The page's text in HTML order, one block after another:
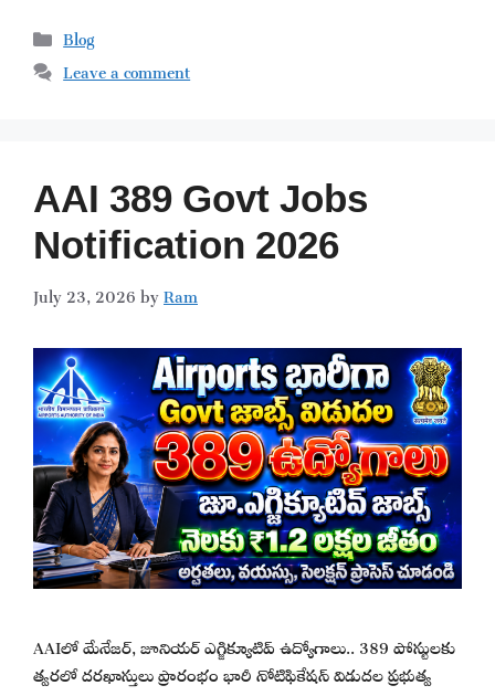
Categories
Blog
Leave a comment
AAI 389 Govt Jobs
Notification 2026
July 23, 2026byRam
AAIలో మేనేజర్, జూనియర్ ఎగ్జిక్యూటివ్ ఉద్యోగాలు.. 389 పోస్టులకు
త్వరలో దరఖాస్తులు ప్రారంభం భారీ నోటిఫికేషన్ విడుదల ప్రభుత్వ